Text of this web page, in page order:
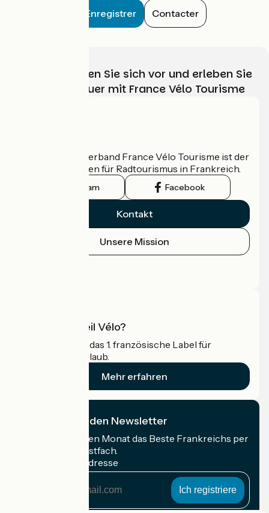
Enregistrer Contacter
Wählen, bereiten Sie sich vor und erleben Sie
Ihr Radabenteuer mit France Vélo Tourisme
Der nationale Verband France Vélo Tourisme ist der
offizielle Leitfaden für Radtourismus in Frankreich.
Instagram Facebook
Kontakt
Unsere Mission
Was ist Accueil Vélo?
Accueil Vélo ist das 1. französische Label für
Radfahrer im Urlaub.
Mehr erfahren
Ich abonniere den Newsletter
Erhalten Sie jeden Monat das Beste Frankreichs per
Rad in Ihrem Postfach.
Meine E-Mail-Adresse